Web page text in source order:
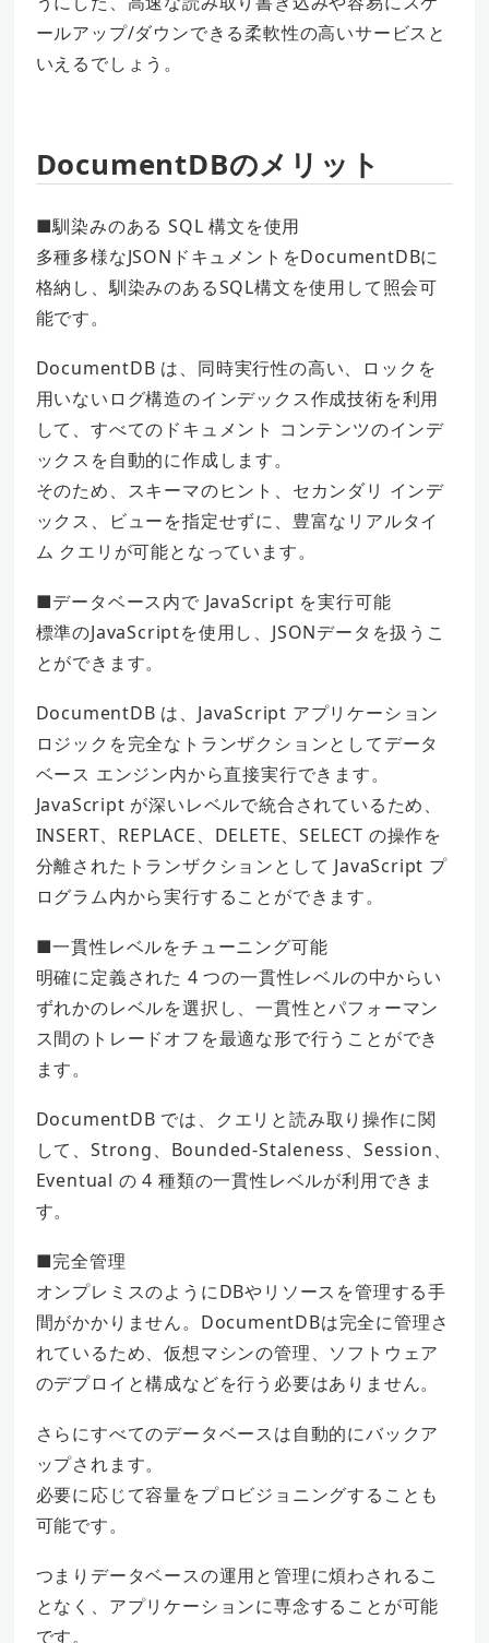
ールアップ/ダウンできる柔軟性の高いサービスと
いえるでしょう。
DocumentDBのメリット
■馴染みのある SQL 構文を使用
多種多様なJSONドキュメントをDocumentDBに
格納し、馴染みのあるSQL構文を使用して照会可
能です。
DocumentDB は、同時実行性の高い、ロックを
用いないログ構造のインデックス作成技術を利用
して、すべてのドキュメント コンテンツのインデ
ックスを自動的に作成します。
そのため、スキーマのヒント、セカンダリ インデ
ックス、ビューを指定せずに、豊富なリアルタイ
ム クエリが可能となっています。
■データベース内で JavaScript を実行可能
標準のJavaScriptを使用し、JSONデータを扱うこ
とができます。
DocumentDB は、JavaScript アプリケーション
ロジックを完全なトランザクションとしてデータ
ベース エンジン内から直接実行できます。
JavaScript が深いレベルで統合されているため、
INSERT、REPLACE、DELETE、SELECT の操作を
分離されたトランザクションとして JavaScript プ
ログラム内から実行することができます。
■一貫性レベルをチューニング可能
明確に定義された 4 つの一貫性レベルの中からい
ずれかのレベルを選択し、一貫性とパフォーマン
ス間のトレードオフを最適な形で行うことができ
ます。
DocumentDB では、クエリと読み取り操作に関
して、Strong、Bounded-Staleness、Session、
Eventual の 4 種類の一貫性レベルが利用できま
す。
■完全管理
オンプレミスのようにDBやリソースを管理する手
間がかかりません。DocumentDBは完全に管理さ
れているため、仮想マシンの管理、ソフトウェア
のデプロイと構成などを行う必要はありません。
さらにすべてのデータベースは自動的にバックア
ップされます。
必要に応じて容量をプロビジョニングすることも
可能です。
つまりデータベースの運用と管理に煩わされるこ
となく、アプリケーションに専念することが可能
です。